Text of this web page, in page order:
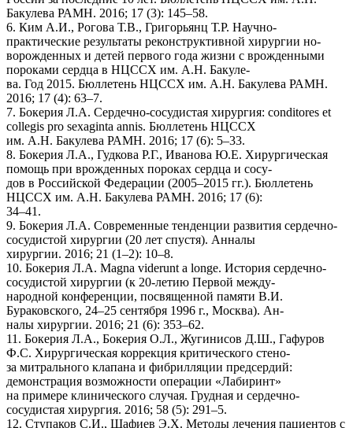
Бакулева РАМН. 2016; 17 (3): 145–58.
6. Ким А.И., Рогова Т.В., Григорьянц Т.Р. Научно-
практические результаты реконструктивной хирургии но-
ворожденных и детей первого года жизни с врожденными
пороками сердца в НЦССХ им. А.Н. Бакуле-
ва. Год 2015. Бюллетень НЦССХ им. А.Н. Бакулева РАМН.
2016; 17 (4): 63–7.
7. Бокерия Л.А. Сердечно-сосудистая хирургия: conditores et
collegis pro sexaginta annis. Бюллетень НЦССХ
им. А.Н. Бакулева РАМН. 2016; 17 (6): 5–33.
8. Бокерия Л.А., Гудкова Р.Г., Иванова Ю.Е. Хирургическая
помощь при врожденных пороках сердца и сосу-
дов в Российской Федерации (2005–2015 гг.). Бюллетень
НЦССХ им. А.Н. Бакулева РАМН. 2016; 17 (6):
34–41.
9. Бокерия Л.А. Современные тенденции развития сердечно-
сосудистой хирургии (20 лет спустя). Анналы
хирургии. 2016; 21 (1–2): 10–8.
10. Бокерия Л.А. Magna viderunt a longe. История сердечно-
сосудистой хирургии (к 20-летию Первой между-
народной конференции, посвященной памяти В.И.
Бураковского, 24–25 сентября 1996 г., Москва). Ан-
налы хирургии. 2016; 21 (6): 353–62.
11. Бокерия Л.А., Бокерия О.Л., Жугинисов Д.Ш., Гафуров
Ф.С. Хирургическая коррекция критического стено-
за митрального клапана и фибрилляции предсердий:
демонстрация возможности операции «Лабиринт»
на примере клинического случая. Грудная и сердечно-
сосудистая хирургия. 2016; 58 (5): 291–5.
12. Ступаков С.И., Шафиев Э.Х. Методы лечения пациентов с